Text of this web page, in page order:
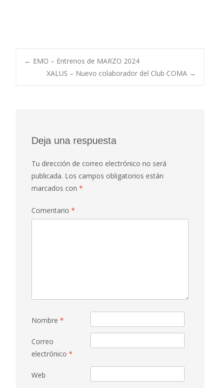
Post
← EMO – Entrenos de MARZO 2024
XALUS – Nuevo colaborador del Club COMA →
Deja una respuesta
Tu dirección de correo electrónico no será
publicada. Los campos obligatorios están
marcados con *
Comentario *
Nombre *
Correo
electrónico *
Web